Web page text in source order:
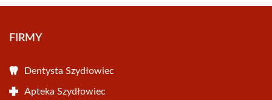
FIRMY
Dentysta Szydłowiec
Apteka Szydłowiec